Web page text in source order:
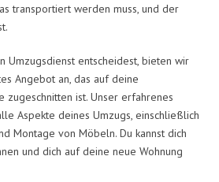
transportiert werden muss, und der
Umzugsdienst entscheidest, bieten wir
Angebot an, das auf deine
zugeschnitten ist. Unser erfahrenes
Aspekte deines Umzugs, einschließlich
Montage von Möbeln. Du kannst dich
und dich auf deine neue Wohnung